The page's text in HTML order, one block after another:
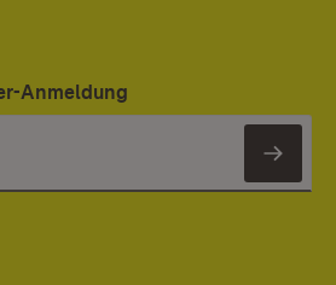
Anmeldung